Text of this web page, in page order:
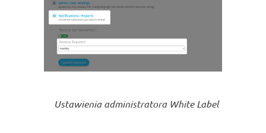
Ustawienia administratora White Label